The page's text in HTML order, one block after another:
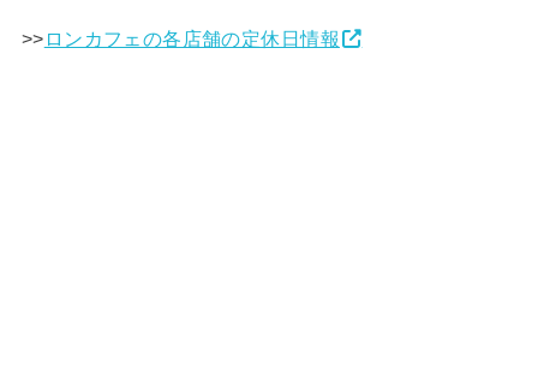
>> ロンカフェの各店舗の定休日情報